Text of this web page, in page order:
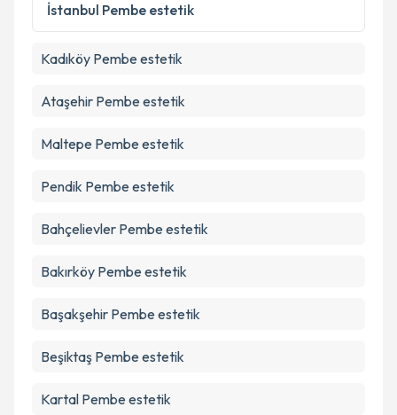
İstanbul Pembe estetik
Kadıköy Pembe estetik
Ataşehir Pembe estetik
Maltepe Pembe estetik
Pendik Pembe estetik
Bahçelievler Pembe estetik
Bakırköy Pembe estetik
Başakşehir Pembe estetik
Beşiktaş Pembe estetik
Kartal Pembe estetik